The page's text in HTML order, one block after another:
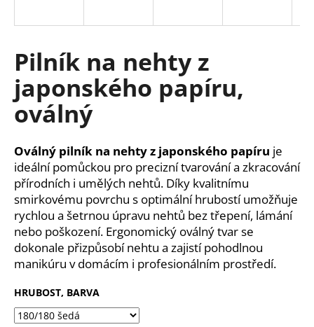
Pilník na nehty z
japonského papíru,
oválný
Oválný pilník na nehty z japonského papíru je
ideální pomůckou pro precizní tvarování a zkracování
přírodních i umělých nehtů. Díky kvalitnímu
smirkovému povrchu s optimální hrubostí umožňuje
rychlou a šetrnou úpravu nehtů bez třepení, lámání
nebo poškození. Ergonomický oválný tvar se
dokonale přizpůsobí nehtu a zajistí pohodlnou
manikúru v domácím i profesionálním prostředí.
HRUBOST, BARVA
í
t
?
D
o
p
o
r
u
č